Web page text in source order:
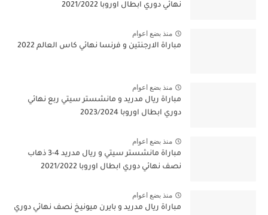
نهائي دوري ابطال اوروبا 2021/2022
منذ بضع اعوام
مباراة الارجنتين و فرنسا نهائي كاس العالم 2022
منذ بضع اعوام
مباراة ريال مدريد و مانشستر سيتي ربع نهائي
دوري ابطال اوروبا 2023/2024
منذ بضع اعوام
مباراة مانشستر سيتي و ريال مدريد 4-3 ذهاب
نصف نهائي دوري ابطال اوروبا 2021/2022
منذ بضع اعوام
مباراة ريال مدريد و بايرن ميونيخ نصف نهائي دوري